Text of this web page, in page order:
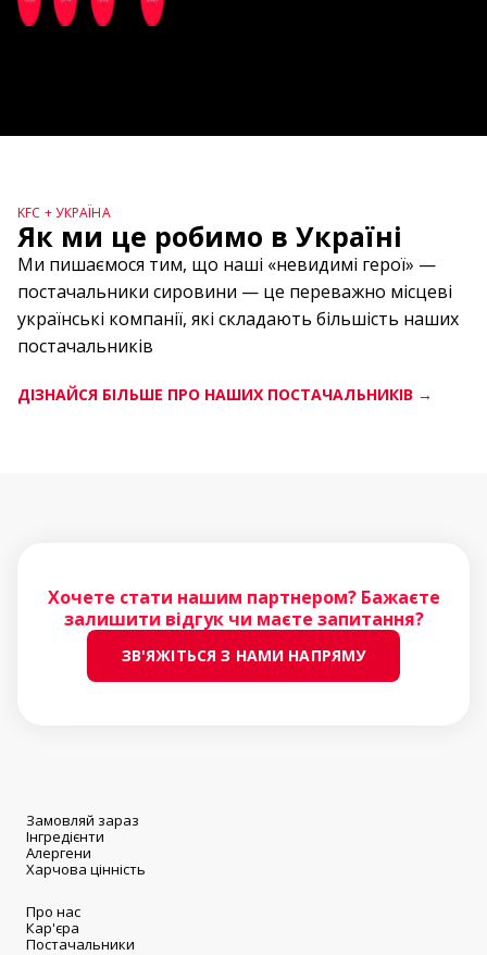
KFC + УКРАЇНА
Як ми це робимо в Україні
Ми пишаємося тим, що наші «невидимі герої» —
постачальники сировини — це переважно місцеві
українські компанії, які складають більшість наших
постачальників
ДІЗНАЙСЯ БІЛЬШЕ ПРО НАШИХ ПОСТАЧАЛЬНИКІВ →
Хочете стати нашим партнером? Бажаєте
залишити відгук чи маєте запитання?
ЗВ'ЯЖІТЬСЯ З НАМИ НАПРЯМУ
Замовляй зараз
Інгредієнти
Алергени
Харчова цінність
Про нас
Кар'єра
Постачальники